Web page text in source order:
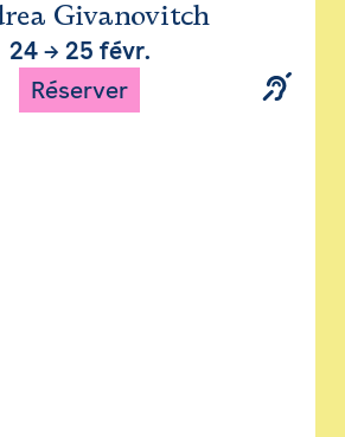
Givanovitch
24→ 25 févr.
Réserver